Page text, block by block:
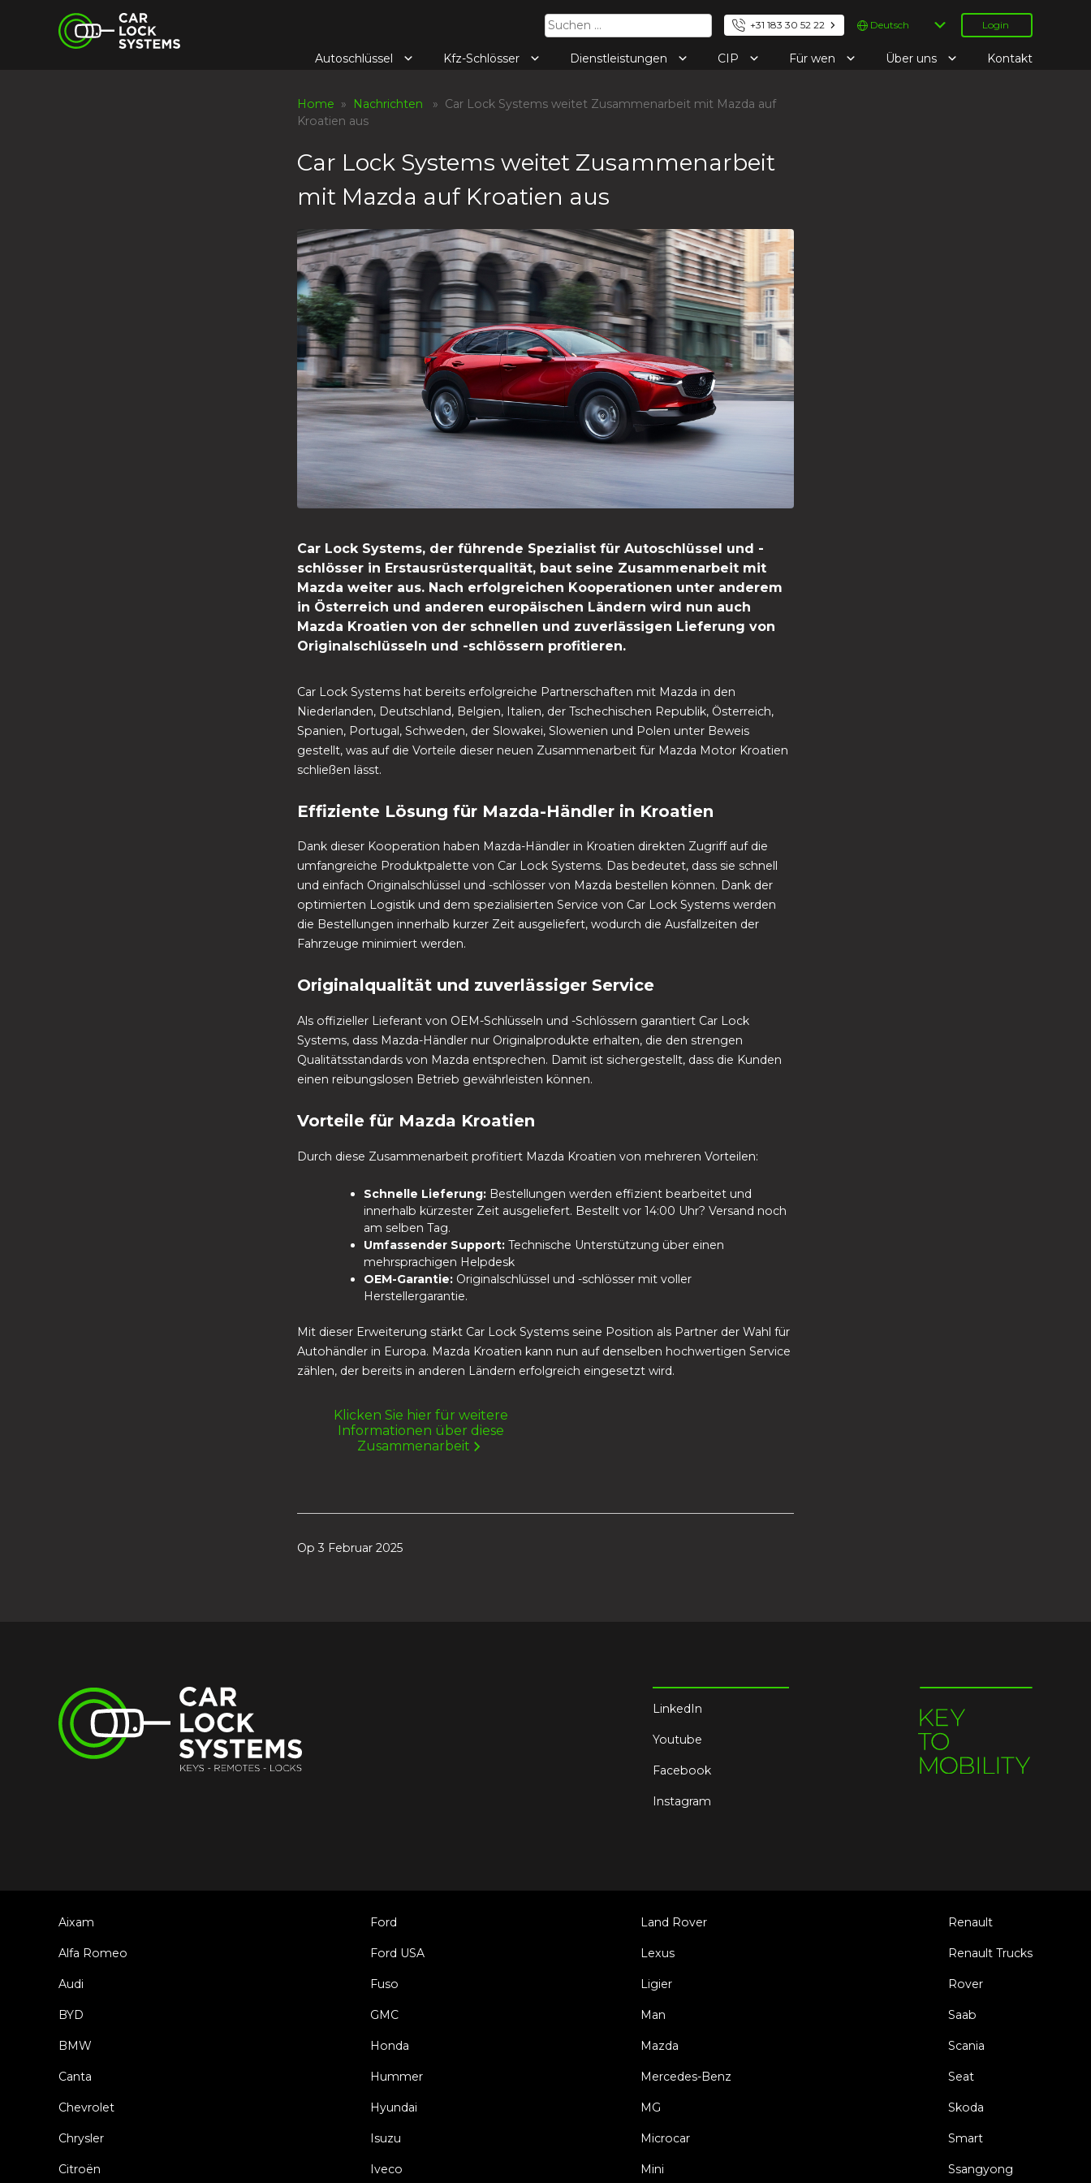
Car Lock Systems
Suchen
nach:
+31 183 30 52 22
Sprache
auswählen
Login
Autoschlüssel Kfz-Schlösser Dienstleistungen CIP Für wen Über uns Kontakt
Home » Nachrichten » Car Lock Systems weitet Zusammenarbeit mit Mazda auf
Kroatien aus
Car Lock Systems weitet Zusammenarbeit
mit Mazda auf Kroatien aus
Car Lock Systems, der führende Spezialist für Autoschlüssel und -
schlösser in Erstausrüsterqualität, baut seine Zusammenarbeit mit
Mazda weiter aus. Nach erfolgreichen Kooperationen unter anderem
in Österreich und anderen europäischen Ländern wird nun auch
Mazda Kroatien von der schnellen und zuverlässigen Lieferung von
Originalschlüsseln und -schlössern profitieren.
Car Lock Systems hat bereits erfolgreiche Partnerschaften mit Mazda in den
Niederlanden, Deutschland, Belgien, Italien, der Tschechischen Republik, Österreich,
Spanien, Portugal, Schweden, der Slowakei, Slowenien und Polen unter Beweis
gestellt, was auf die Vorteile dieser neuen Zusammenarbeit für Mazda Motor Kroatien
schließen lässt.
Effiziente Lösung für Mazda-Händler in Kroatien
Dank dieser Kooperation haben Mazda-Händler in Kroatien direkten Zugriff auf die
umfangreiche Produktpalette von Car Lock Systems. Das bedeutet, dass sie schnell
und einfach Originalschlüssel und -schlösser von Mazda bestellen können. Dank der
optimierten Logistik und dem spezialisierten Service von Car Lock Systems werden
die Bestellungen innerhalb kurzer Zeit ausgeliefert, wodurch die Ausfallzeiten der
Fahrzeuge minimiert werden.
Originalqualität und zuverlässiger Service
Als offizieller Lieferant von OEM-Schlüsseln und -Schlössern garantiert Car Lock
Systems, dass Mazda-Händler nur Originalprodukte erhalten, die den strengen
Qualitätsstandards von Mazda entsprechen. Damit ist sichergestellt, dass die Kunden
einen reibungslosen Betrieb gewährleisten können.
Vorteile für Mazda Kroatien
Durch diese Zusammenarbeit profitiert Mazda Kroatien von mehreren Vorteilen:
Schnelle Lieferung: Bestellungen werden effizient bearbeitet und
innerhalb kürzester Zeit ausgeliefert. Bestellt vor 14:00 Uhr? Versand noch
am selben Tag.
Umfassender Support: Technische Unterstützung über einen
mehrsprachigen Helpdesk
OEM-Garantie: Originalschlüssel und -schlösser mit voller
Herstellergarantie.
Mit dieser Erweiterung stärkt Car Lock Systems seine Position als Partner der Wahl für
Autohändler in Europa. Mazda Kroatien kann nun auf denselben hochwertigen Service
zählen, der bereits in anderen Ländern erfolgreich eingesetzt wird.
Klicken Sie hier für weitere
Informationen über diese
Zusammenarbeit
Op 3 Februar 2025
LinkedIn
Youtube
Facebook
Instagram
Aixam
Alfa Romeo
Audi
BYD
BMW
Canta
Chevrolet
Chrysler
Citroën
Ford
Ford USA
Fuso
GMC
Honda
Hummer
Hyundai
Isuzu
Iveco
Land Rover
Lexus
Ligier
Man
Mazda
Mercedes-Benz
MG
Microcar
Mini
Renault
Renault Trucks
Rover
Saab
Scania
Seat
Skoda
Smart
Ssangyong